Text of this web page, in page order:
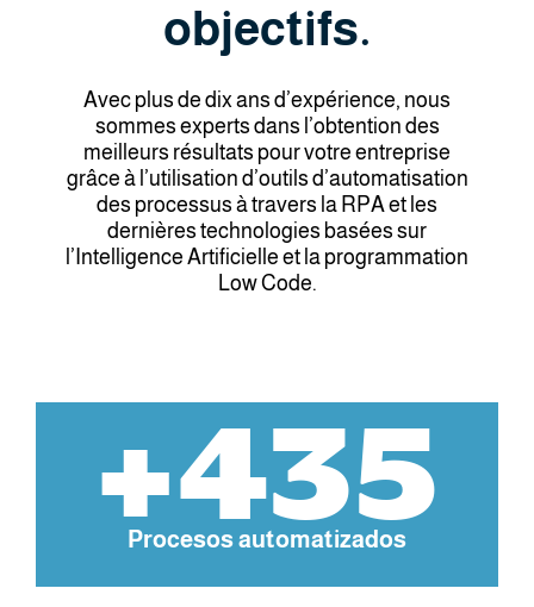
objectifs.
Avec plus de dix ans d’expérience, nous
sommes experts dans l’obtention des
meilleurs résultats pour votre entreprise
grâce à l’utilisation d’outils d’automatisation
des processus à travers la RPA et les
dernières technologies basées sur
l’Intelligence Artificielle et la programmation
Low Code.
+435
Procesos automatizados